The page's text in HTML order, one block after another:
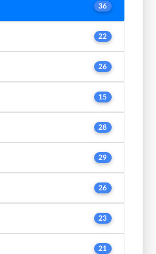
36
22
26
15
28
29
26
23
21